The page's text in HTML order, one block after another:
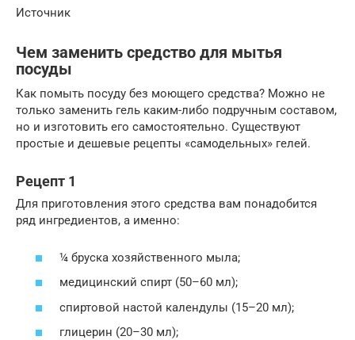
Источник
Чем заменить средство для мытья
посуды
Как помыть посуду без моющего средства? Можно не
только заменить гель каким-либо подручным составом,
но и изготовить его самостоятельно. Существуют
простые и дешевые рецепты «самодельных» гелей.
Рецепт 1
Для приготовления этого средства вам понадобится
ряд ингредиентов, а именно:
¼ бруска хозяйственного мыла;
медицинский спирт (50–60 мл);
спиртовой настой календулы (15–20 мл);
глицерин (20–30 мл);